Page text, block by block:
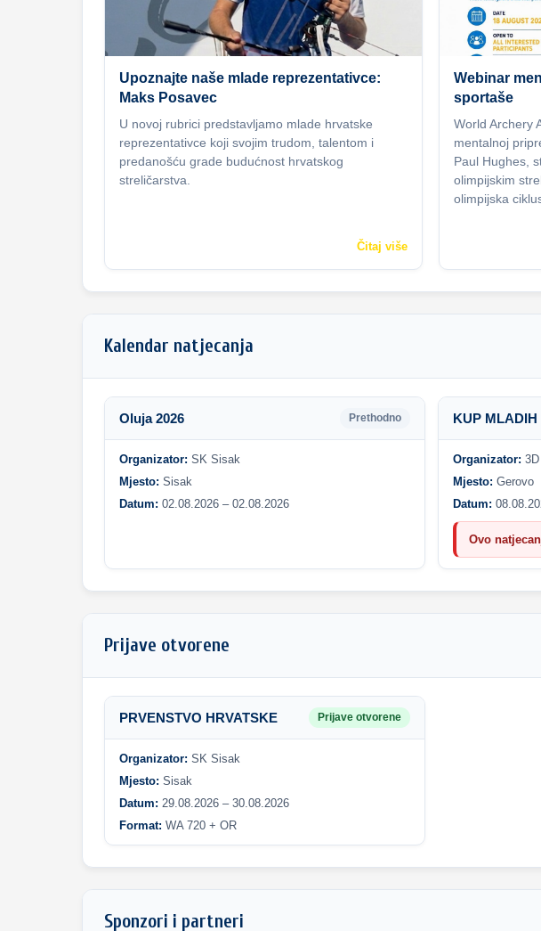
Upoznajte naše mlade reprezentativce:
Maks Posavec
U novoj rubrici predstavljamo mlade hrvatske
reprezentativce koji svojim trudom, talentom i
predanošću grade budućnost hrvatskog
streličarstva.
Čitaj više
Webinar
sportaše
World Archery
mentalnoj
Paul Hughes,
olimpijskim
olimpijska
Kalendar natjecanja
Oluja 2026 Prethodno
Organizator: SK Sisak
Mjesto: Sisak
Datum: 02.08.2026 – 02.08.2026
KUP MLADIH
Organizator:
Mjesto: Gerovo
Datum:
Ovo
Prijave otvorene
PRVENSTVO HRVATSKE Prijave otvorene
Organizator: SK Sisak
Mjesto: Sisak
Datum: 29.08.2026 – 30.08.2026
Format: WA 720 + OR
Sponzori i partneri